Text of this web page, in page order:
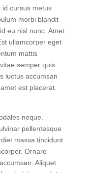
sollicitudin
id cursus metus
morbi blandit
eu nisl nunc. Amet
ullamcorper eget
mattis
semper quis
luctus accumsan
est placerat.
neque.
pellentesque
massa tincidunt
Ornare